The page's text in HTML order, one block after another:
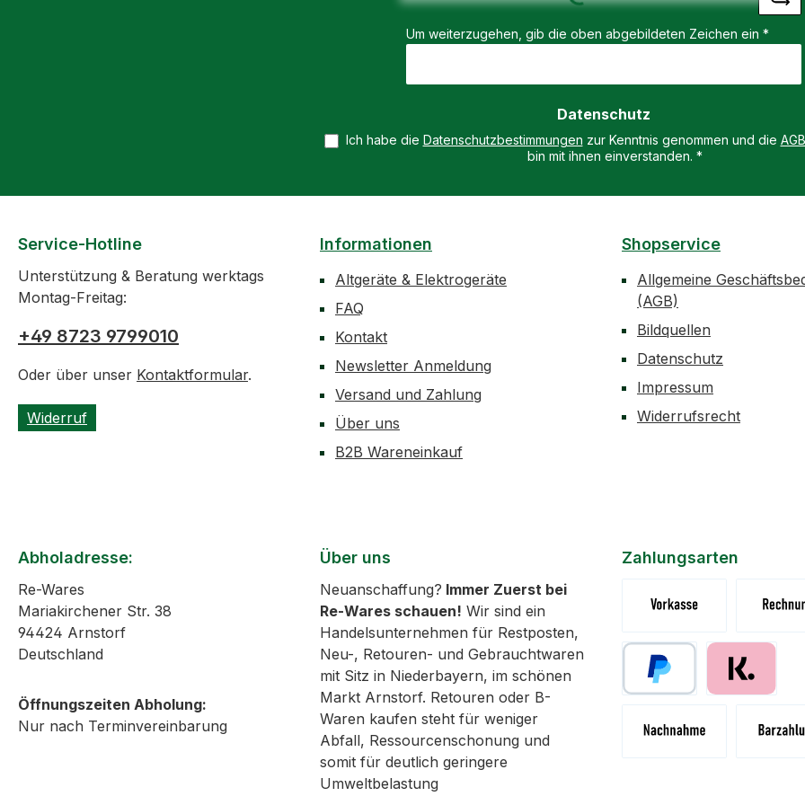
Eintauchtiefe: 505 mm -
polig - Frequent A: 50
Lieferumfang: 1x
Spannungsprüfer Dehn
Um weiterzugehen, gib die oben abgebildeten Zeichen ein *
Datenschutz
Ich habe die Datenschutzbestimmungen zur Kenntnis genommen und die AGB
bin mit ihnen einverstanden. *
Service-Hotline
Unterstützung & Beratung werktags
Montag-Freitag:
+49 8723 9799010
Oder über unser Kontaktformular.
Widerruf
Informationen
Altgeräte & Elektrogeräte
FAQ
Kontakt
Newsletter Anmeldung
Versand und Zahlung
Über uns
B2B Wareneinkauf
Shopservice
Allgemeine
(AGB)
Bildquellen
Datenschutz
Impressum
Widerrufsrecht
Über uns
Neuanschaffung? Immer Zuerst bei
Re-Wares schauen! Wir sind ein
Handelsunternehmen für Restposten,
Neu-, Retouren- und Gebrauchtwaren
mit Sitz in Niederbayern, im schönen
Markt Arnstorf. Retouren oder B-
Waren kaufen steht für weniger
Abfall, Ressourcenschonung und
somit für deutlich geringere
Umweltbelastung
Zahlungsarten
Vorkasse (Überweisung)
Abholadresse:
Re-Wares
Mariakirchener Str. 38
94424 Arnstorf
Deutschland
Öffnungszeiten Abholung:
Nur nach Terminvereinbarung